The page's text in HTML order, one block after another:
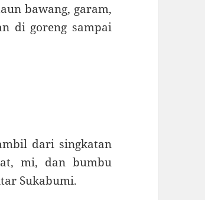
bawang, garam,
di goreng sampai
dari singkatan
mi, dan bumbu
Sukabumi.